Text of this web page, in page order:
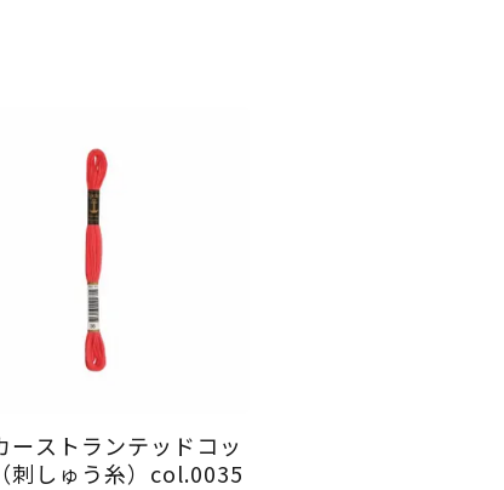
ーストランテッドコッ
刺しゅう糸）col.0035